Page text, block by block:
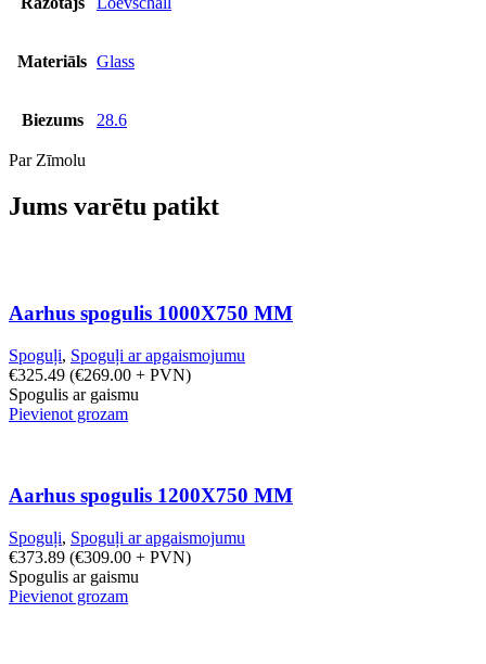
Materiāls Glass
Biezums 28.6
Par Zīmolu
Jums varētu patikt
Aarhus spogulis 1000X750 MM
Spoguļi, Spoguļi ar apgaismojumu
€325.49 (€269.00 + PVN)
Spogulis ar gaismu
Pievienot grozam
Aarhus spogulis 1200X750 MM
Spoguļi, Spoguļi ar apgaismojumu
€373.89 (€309.00 + PVN)
Spogulis ar gaismu
Pievienot grozam